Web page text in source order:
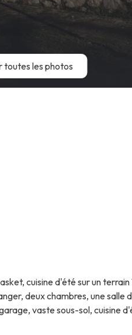
toutes les photos
cuisine d'été sur un
deux chambres, une
vaste sous-sol, cuisine